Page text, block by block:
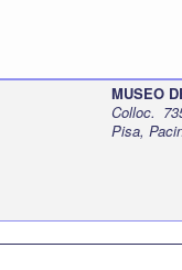
MUSEO
Colloc.
Pisa,